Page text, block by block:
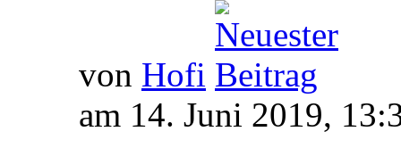
von Hofi
am 14. Juni 2019,